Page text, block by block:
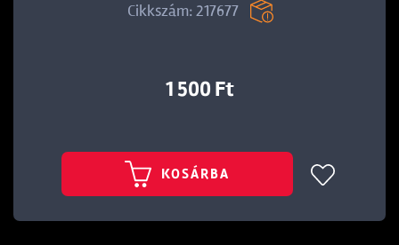
Cikkszám: 217677
1 500 Ft
KOSÁRBA